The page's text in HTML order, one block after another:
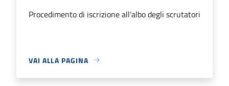
Procedimento di iscrizione all'albo degli scrutatori
VAI ALLA PAGINA